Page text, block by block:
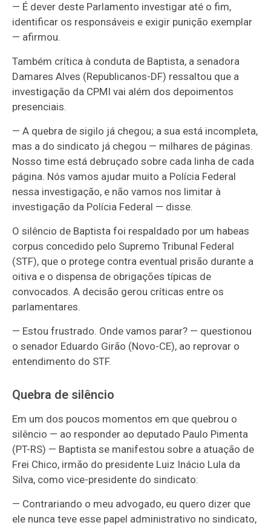
— É dever deste Parlamento investigar até o fim,
identificar os responsáveis e exigir punição exemplar
— afirmou.
Também crítica à conduta de Baptista, a senadora
Damares Alves (Republicanos-DF) ressaltou que a
investigação da CPMI vai além dos depoimentos
presenciais.
— A quebra de sigilo já chegou; a sua está incompleta,
mas a do sindicato já chegou — milhares de páginas.
Nosso time está debruçado sobre cada linha de cada
página. Nós vamos ajudar muito a Polícia Federal
nessa investigação, e não vamos nos limitar à
investigação da Polícia Federal — disse.
O silêncio de Baptista foi respaldado por um habeas
corpus concedido pelo Supremo Tribunal Federal
(STF), que o protege contra eventual prisão durante a
oitiva e o dispensa de obrigações típicas de
convocados. A decisão gerou críticas entre os
parlamentares.
— Estou frustrado. Onde vamos parar? — questionou
o senador Eduardo Girão (Novo-CE), ao reprovar o
entendimento do STF.
Quebra de silêncio
Em um dos poucos momentos em que quebrou o
silêncio — ao responder ao deputado Paulo Pimenta
(PT-RS) — Baptista se manifestou sobre a atuação de
Frei Chico, irmão do presidente Luiz Inácio Lula da
Silva, como vice-presidente do sindicato:
— Contrariando o meu advogado, eu quero dizer que
ele nunca teve esse papel administrativo no sindicato,